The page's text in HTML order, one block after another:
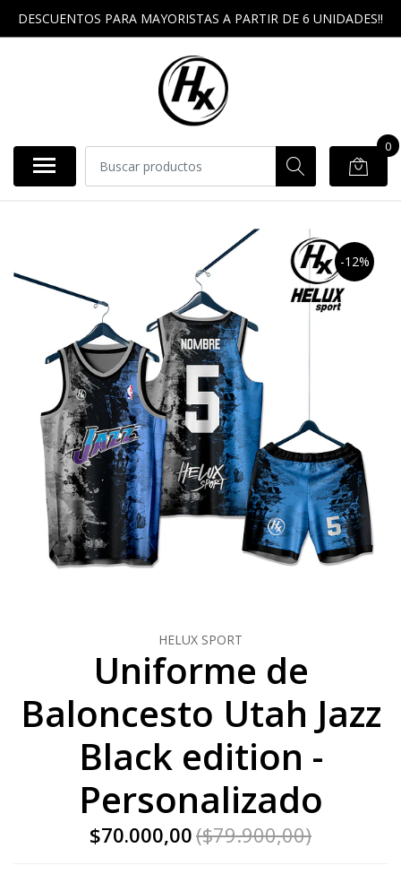
DESCUENTOS PARA MAYORISTAS A PARTIR DE 6 UNIDADES!!
0
-12%
HELUX SPORT
Uniforme de
Baloncesto Utah Jazz
Black edition -
Personalizado
$70.000,00($79.900,00)